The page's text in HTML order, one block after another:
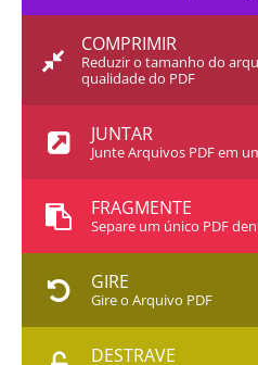
COMPRIMIR
Reduzir o tamanho do
qualidade do PDF
JUNTAR
Junte Arquivos PDF em
FRAGMENTE
Separe um único PDF
GIRE
Gire o Arquivo PDF
DESTRAVE